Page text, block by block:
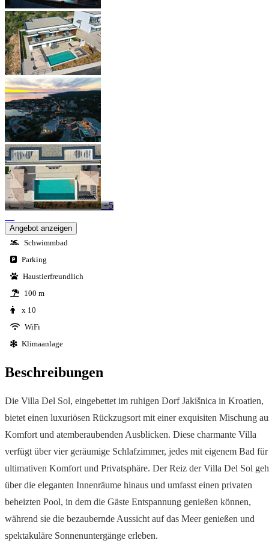
+5
Angebot anzeigen
Schwimmbad
Parking
Haustierfreundlich
100 m
x 10
WiFi
Klimaanlage
Beschreibungen
Die Villa Del Sol, eingebettet im ruhigen Dorf Jakišnica in Kroatien,
bietet einen luxuriösen Rückzugsort mit einer exquisiten Mischung
Komfort und atemberaubenden Ausblicken. Diese charmante Villa
verfügt über vier geräumige Schlafzimmer, jedes mit eigenem Bad für
ultimativen Komfort und Privatsphäre. Der Reiz der Villa Del Sol
über die eleganten Innenräume hinaus und umfasst einen privaten
beheizten Pool, in dem die Gäste Entspannung genießen können,
während sie die bezaubernde Aussicht auf das Meer genießen und
spektakuläre Sonnenuntergänge erleben.